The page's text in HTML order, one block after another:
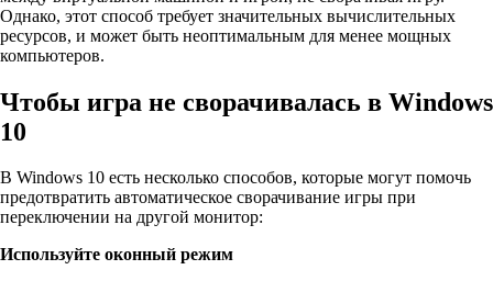
Однако, этот способ требует значительных вычислительных
ресурсов, и может быть неоптимальным для менее мощных
компьютеров.
Чтобы игра не сворачивалась в Windows
10
В Windows 10 есть несколько способов, которые могут помочь
предотвратить автоматическое сворачивание игры при
переключении на другой монитор:
Используйте оконный режим